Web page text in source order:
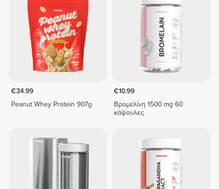
€34.99
Peanut Whey Protein 907g
€10.99
Βρομελίνη 1500 mg 60
κάψουλες